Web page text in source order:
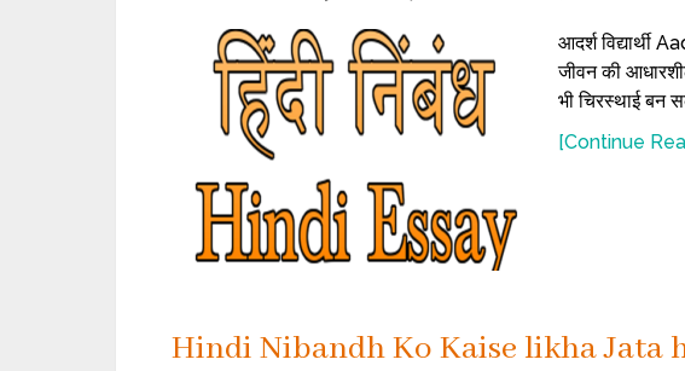
आदर्श विद्यार्थी
जीवन की
भी चिरस्थाई बन
[Continue
Hindi Nibandh Ko Kaise likha Jata